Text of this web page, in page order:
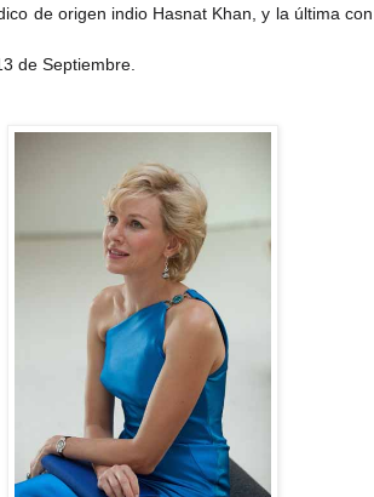
de origen indio Hasnat Khan, y la última con
de Septiembre.